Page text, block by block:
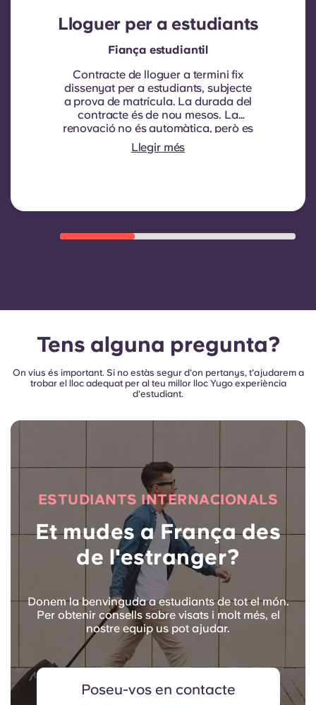
Lloguer per a estudiants
Fiança estudiantil
Contracte de lloguer a termini fix
dissenyat per a estudiants, subjecte
a prova de matrícula. La durada del
contracte és de nou mesos. La
renovació no és automàtica, però es
pot oferir mitjançant un nou
contracte, subjecte a criteris
disponibilitat d'habitacions.
Llegir més
Tens alguna pregunta?
On vius és important. Si no estàs segur d'on pertanys, t'ajudarem a
trobar el lloc adequat per al teu millor lloc Yugo experiència
d'estudiant.
ESTUDIANTS INTERNACIONALS
Et mudes a França des
de l'estranger?
Donem la benvinguda a estudiants de tot el món.
Per obtenir consells sobre visats i molt més, el
nostre equip us pot ajudar.
Poseu-vos en contacte